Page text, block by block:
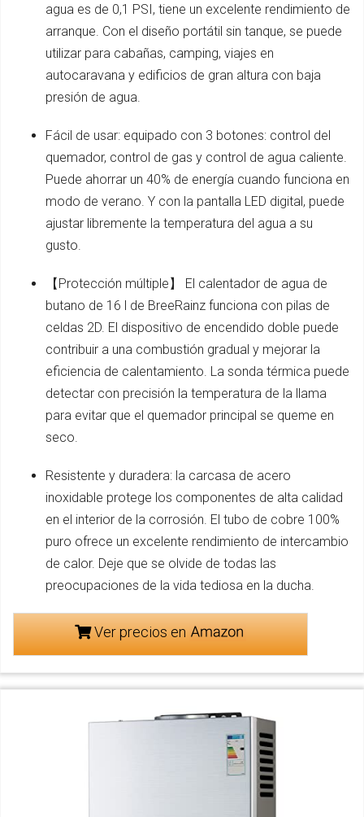
agua es de 0,1 PSI, tiene un excelente rendimiento de
arranque. Con el diseño portátil sin tanque, se puede
utilizar para cabañas, camping, viajes en
autocaravana y edificios de gran altura con baja
presión de agua.
Fácil de usar: equipado con 3 botones: control del
quemador, control de gas y control de agua caliente.
Puede ahorrar un 40% de energía cuando funciona en
modo de verano. Y con la pantalla LED digital, puede
ajustar libremente la temperatura del agua a su
gusto.
【Protección múltiple】 El calentador de agua de
butano de 16 l de BreeRainz funciona con pilas de
celdas 2D. El dispositivo de encendido doble puede
contribuir a una combustión gradual y mejorar la
eficiencia de calentamiento. La sonda térmica puede
detectar con precisión la temperatura de la llama
para evitar que el quemador principal se queme en
seco.
Resistente y duradera: la carcasa de acero
inoxidable protege los componentes de alta calidad
en el interior de la corrosión. El tubo de cobre 100%
puro ofrece un excelente rendimiento de intercambio
de calor. Deje que se olvide de todas las
preocupaciones de la vida tediosa en la ducha.
Ver precios en